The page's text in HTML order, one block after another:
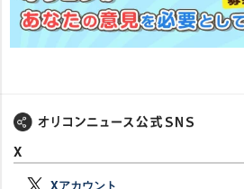
X
Xアカウント